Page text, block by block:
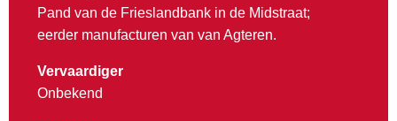
Pand van de Frieslandbank in de Midstraat;
eerder manufacturen van van Agteren.
Vervaardiger
Onbekend